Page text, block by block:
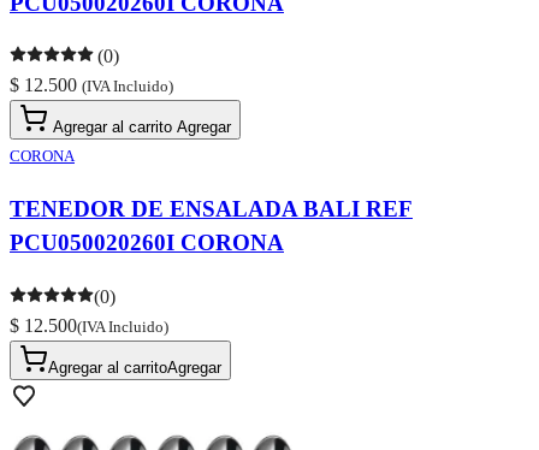
(0)
$ 12.500 (IVA Incluido)
Agregar al carrito Agregar
CORONA
TENEDOR DE ENSALADA BALI REF
PCU050020260I CORONA
(0)
$ 12.500(IVA Incluido)
Agregar al carritoAgregar